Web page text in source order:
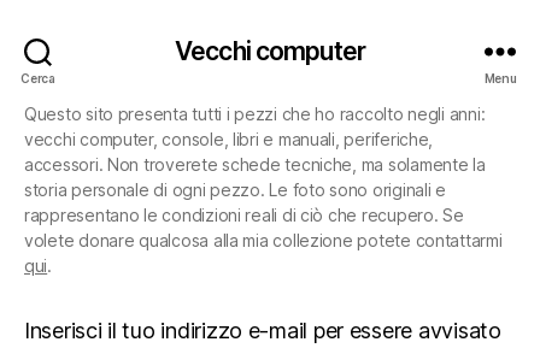
Cerca
Vecchi computer
Menu
Questo sito presenta tutti i pezzi che ho raccolto negli anni:
vecchi computer, console, libri e manuali, periferiche,
accessori. Non troverete schede tecniche, ma solamente la
storia personale di ogni pezzo. Le foto sono originali e
rappresentano le condizioni reali di ciò che recupero. Se
volete donare qualcosa alla mia collezione potete contattarmi
qui.
Inserisci il tuo indirizzo e-mail per essere avvisato